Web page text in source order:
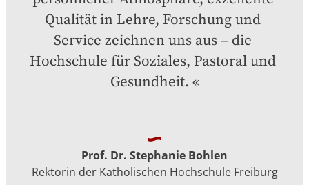
Qualität in Lehre, Forschung und
Service zeichnen uns aus – die
Hochschule für Soziales, Pastoral und
Gesundheit.
Prof. Dr. Stephanie Bohlen
Rektorin der Katholischen Hochschule Freiburg